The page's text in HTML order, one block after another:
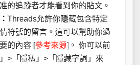
的追蹤者才能看到你的貼文。
Threads允許你隱藏包含特定
符號的留言。這可以幫助你過
的內容 [參考來源]。 你可以前
>「隱私」>「隱藏字詞」來